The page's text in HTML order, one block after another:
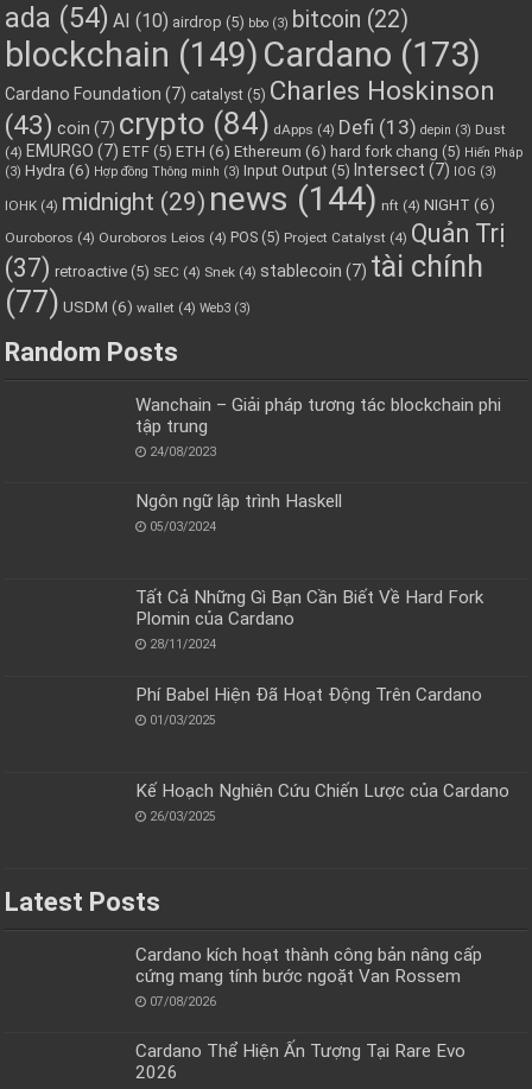
ada (54) AI (10) airdrop (5) bbo (3) bitcoin (22)
blockchain (149) Cardano (173)
Cardano Foundation (7) catalyst (5) Charles Hoskinson
(43) coin (7) crypto (84) dApps (4) Defi (13) depin (3) Dust
(4) EMURGO (7) ETF (5) ETH (6) Ethereum (6) hard fork chang (5) Hiến Pháp
(3) Hydra (6) Hợp đồng Thông minh (3) Input Output (5) Intersect (7) IOG (3)
IOHK (4) midnight (29) news (144) nft (4) NIGHT (6)
Ouroboros (4) Ouroboros Leios (4) POS (5) Project Catalyst (4) Quản Trị
(37) retroactive (5) SEC (4) Snek (4) stablecoin (7) tài chính
(77) USDM (6) wallet (4) Web3 (3)
Random Posts
Wanchain – Giải pháp tương tác blockchain phi
tập trung
24/08/2023
Ngôn ngữ lập trình Haskell
05/03/2024
Tất Cả Những Gì Bạn Cần Biết Về Hard Fork
Plomin của Cardano
28/11/2024
Phí Babel Hiện Đã Hoạt Động Trên Cardano
01/03/2025
Kế Hoạch Nghiên Cứu Chiến Lược của Cardano
26/03/2025
Latest Posts
Cardano kích hoạt thành công bản nâng cấp
cứng mang tính bước ngoặt Van Rossem
07/08/2026
Cardano Thể Hiện Ấn Tượng Tại Rare Evo
2026